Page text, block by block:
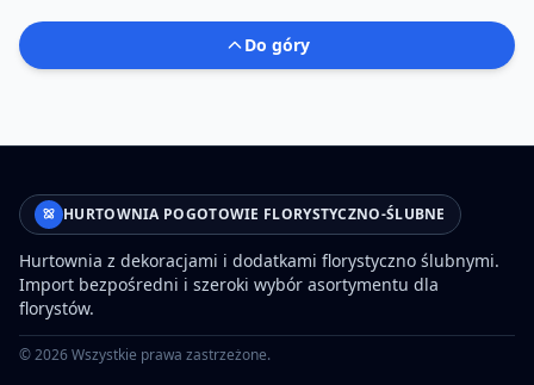
Do góry
HURTOWNIA POGOTOWIE FLORYSTYCZNO-ŚLUBNE
Hurtownia z dekoracjami i dodatkami florystyczno ślubnymi.
Import bezpośredni i szeroki wybór asortymentu dla
florystów.
©2026Wszystkie prawa zastrzeżone.